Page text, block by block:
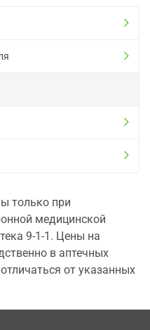
только при
медицинской
9-1-1. Цены на
в аптечных
от указанных